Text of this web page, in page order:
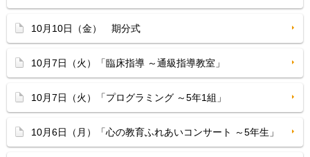
10月10日（金） 期分式
10月7日（火）「臨床指導 ～通級指導教室」
10月7日（火）「プログラミング ～5年1組」
10月6日（月）「心の教育ふれあいコンサート ～5年生」